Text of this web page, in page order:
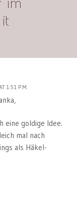
1:51 P.M.
eine goldige Idee.
mal nach
als Häkel-